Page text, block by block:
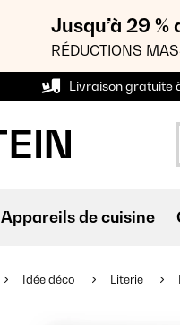
Jusqu’à 29
RÉDUCTIONS
Livraison gratuite
Appareils de cuisine
Idée déco Literie